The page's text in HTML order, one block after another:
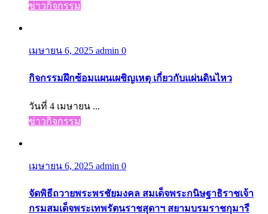
ข่าวกิจกรรม
เมษายน 6, 2025 admin 0
กิจกรรมฝึกซ้อมแผนเผชิญเหตุ เกี่ยวกับแผ่นดินไหว
วันที่ 4 เมษายน ...
ข่าวกิจกรรม
เมษายน 6, 2025 admin 0
จัดพิธีถวายพระพรชัยมงคล สมเด็จพระกนิษฐาธิราชเจ้า
กรมสมเด็จพระเทพรัตนราชสุดาฯ สยามบรมราชกุมารี